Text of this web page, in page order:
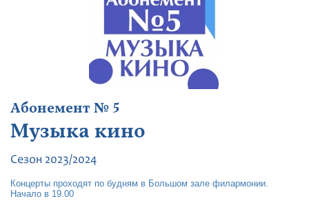
Абонемент № 5
Музыка кино
Сезон 2023/2024
Концерты проходят по будням в Большом зале филармонии.
Начало в 19.00